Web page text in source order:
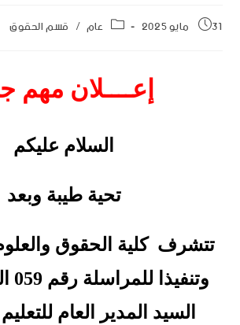
31 مايو 2025 عام / قسم الحقوق
إعــــلان مهم
السلام عليكم
تحية طيبة وبعد
تتشرف كلية الحقوق
السيد المدير العام